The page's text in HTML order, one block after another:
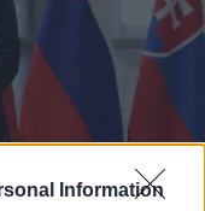
Information
στο